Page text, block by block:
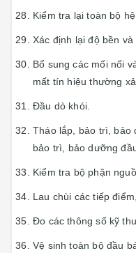
Kiểm tra lại toàn bộ
Xác định lại độ bền và
Bổ sung các mối nối
mất tín hiệu thường
Đầu dò khói.
Tháo lắp, bảo trì, bảo
bảo trì, bảo dưỡng
Kiểm tra bộ phận
Lau chùi các tiếp
Đo các thông số kỹ
Vệ sinh toàn bộ đầu